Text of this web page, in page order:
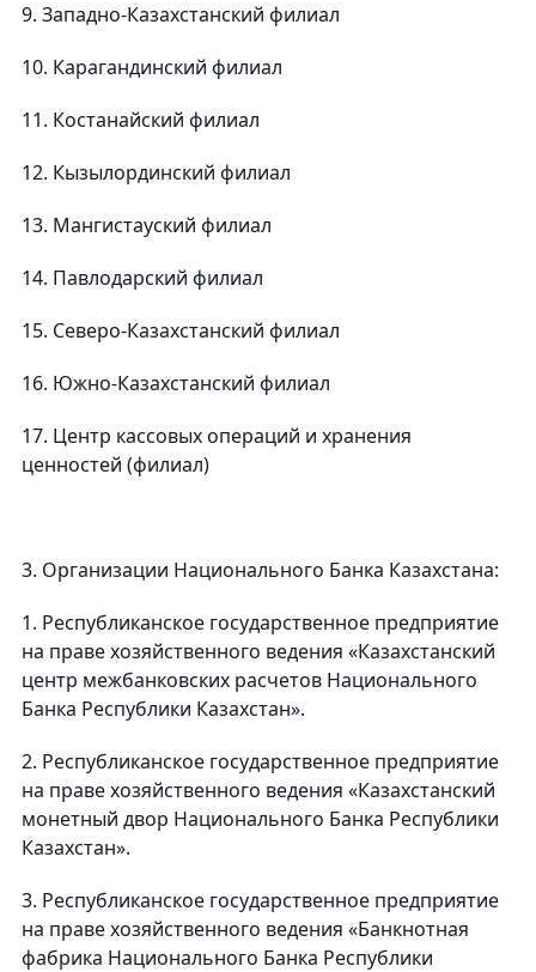
9. Западно-Казахстанский филиал
10. Карагандинский филиал
11. Костанайский филиал
12. Кызылординский филиал
13. Мангистауский филиал
14. Павлодарский филиал
15. Северо-Казахстанский филиал
16. Южно-Казахстанский филиал
17. Центр кассовых операций и хранения
ценностей (филиал)
3. Организации Национального Банка Казахстана:
1. Республиканское государственное предприятие
на праве хозяйственного ведения «Казахстанский
центр межбанковских расчетов Национального
Банка Республики Казахстан».
2. Республиканское государственное предприятие
на праве хозяйственного ведения «Казахстанский
монетный двор Национального Банка Республики
Казахстан».
3. Республиканское государственное предприятие
на праве хозяйственного ведения «Банкнотная
фабрика Национального Банка Республики